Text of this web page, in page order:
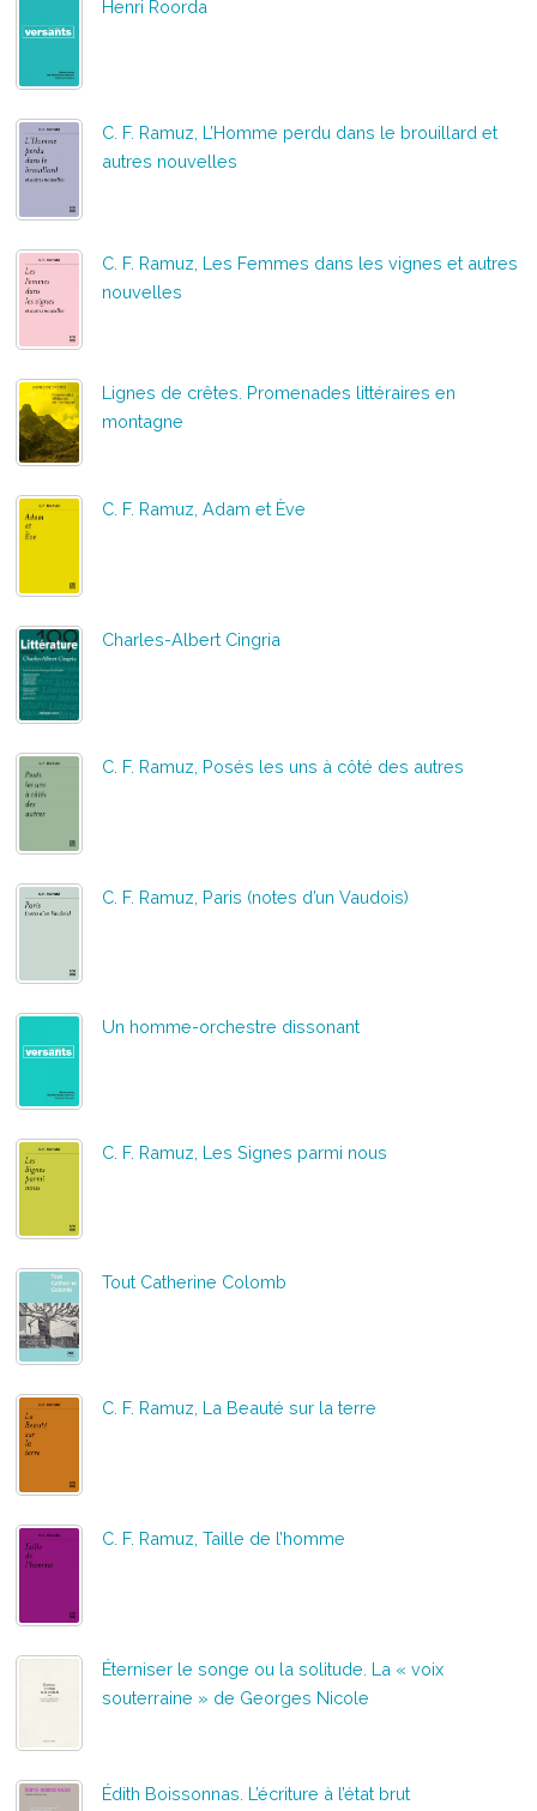
Henri Roorda
C. F. Ramuz, L’Homme perdu dans le brouillard et
autres nouvelles
C. F. Ramuz, Les Femmes dans les vignes et autres
nouvelles
Lignes de crêtes. Promenades littéraires en
montagne
C. F. Ramuz, Adam et Ève
Charles-Albert Cingria
C. F. Ramuz, Posés les uns à côté des autres
C. F. Ramuz, Paris (notes d’un Vaudois)
Un homme-orchestre dissonant
C. F. Ramuz, Les Signes parmi nous
Tout Catherine Colomb
C. F. Ramuz, La Beauté sur la terre
C. F. Ramuz, Taille de l’homme
Éterniser le songe ou la solitude. La « voix
souterraine » de Georges Nicole
Édith Boissonnas. L’écriture à l’état brut